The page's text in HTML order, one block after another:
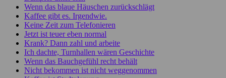
Wenn das blaue Häuschen zurückschlägt
Kaffee gibt es. Irgendwie.
Keine Zeit zum Telefonieren
Jetzt ist teuer eben normal
Krank? Dann zahl und arbeite
Ich dachte, Turnhallen wären Geschichte
Wenn das Bauchgefühl recht behält
Nicht bekommen ist nicht weggenommen